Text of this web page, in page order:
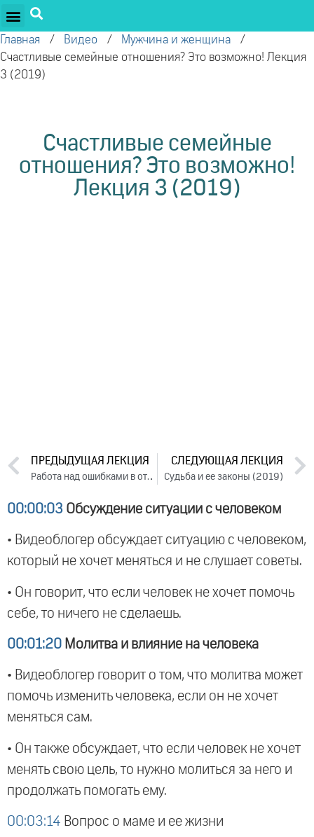
Главная / Видео / Мужчина и женщина /
Счастливые семейные отношения? Это возможно! Лекция
3 (2019)
Счастливые семейные
отношения? Это возможно!
Лекция 3 (2019)
ПРЕДЫДУЩАЯ ЛЕКЦИЯ
Работа над ошибками в отношениях. Лекция 2 (2019)
СЛЕДУЮЩАЯ ЛЕКЦИЯ
Судьба и ее законы (2019)
00:00:03 Обсуждение ситуации с человеком
• Видеоблогер обсуждает ситуацию с человеком,
который не хочет меняться и не слушает советы.
• Он говорит, что если человек не хочет помочь
себе, то ничего не сделаешь.
00:01:20 Молитва и влияние на человека
• Видеоблогер говорит о том, что молитва может
помочь изменить человека, если он не хочет
меняться сам.
• Он также обсуждает, что если человек не хочет
менять свою цель, то нужно молиться за него и
продолжать помогать ему.
00:03:14 Вопрос о маме и ее жизни